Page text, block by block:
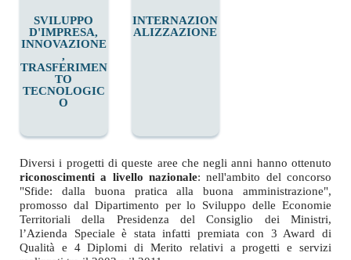
SVILUPPO
D'IMPRESA,
INNOVAZIONE
,
TRASFERIMEN
TO
TECNOLOGIC
O
INTERNAZION
ALIZZAZIONE
Diversi i progetti di queste aree che negli anni hanno ottenuto
riconoscimenti a livello nazionale: nell'ambito del concorso
"Sfide: dalla buona pratica alla buona amministrazione",
promosso dal Dipartimento per lo Sviluppo delle Economie
Territoriali della Presidenza del Consiglio dei Ministri,
l’Azienda Speciale è stata infatti premiata con 3 Award di
Qualità e 4 Diplomi di Merito relativi a progetti e servizi